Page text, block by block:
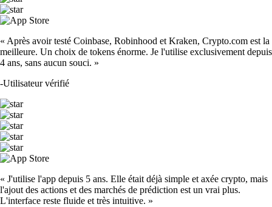
« Après avoir testé Coinbase, Robinhood et Kraken, Crypto.com est la
meilleure. Un choix de tokens énorme. Je l'utilise exclusivement depuis
4 ans, sans aucun souci. »
-Utilisateur vérifié
« J'utilise l'app depuis 5 ans. Elle était déjà simple et axée crypto, mais
l'ajout des actions et des marchés de prédiction est un vrai plus.
L'interface reste fluide et très intuitive. »